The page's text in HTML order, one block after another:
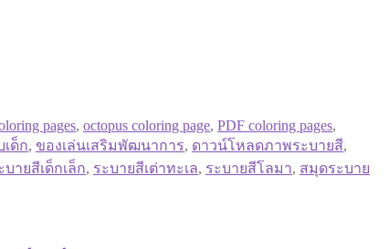
pages, octopus coloring page, PDF coloring pages,
ด็ก, ของเล่นเสริมพัฒนาการ, ดาวน์โหลดภาพระบายสี,
บายสีเด็กเล็ก, ระบายสีเต่าทะเล, ระบายสีโลมา, สมุดระบาย